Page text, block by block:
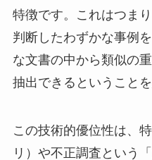
特徴です。これはつま
判断したわずかな事例
な文書の中から類似の
抽出できるということを
この技術的優位性は、
リ）や不正調査という